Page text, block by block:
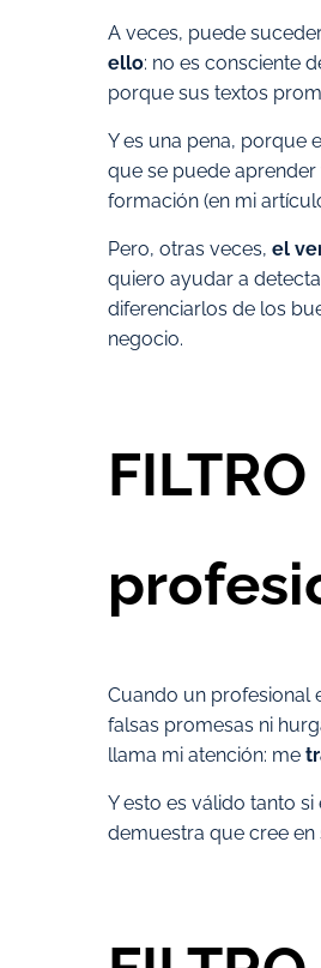
A veces, puede
ello: no es consciente
porque sus textos
Y es una pena, porque
que se puede
formación (en mi
Pero, otras veces, el
quiero ayudar a
diferenciarlos de los
negocio.
Cuando un profesional
falsas promesas ni
llama mi atención: me
Y esto es válido tanto
demuestra que cree